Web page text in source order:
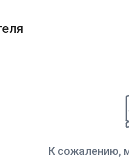
К сожалению,